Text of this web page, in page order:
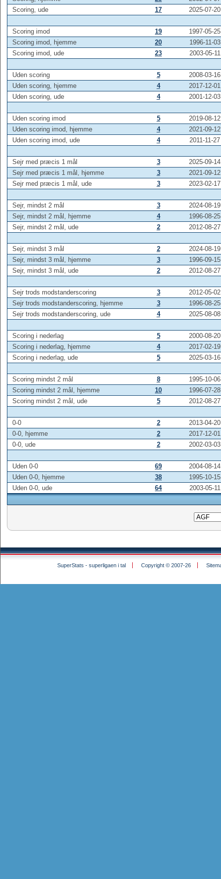
Scoring, ude
17 2025-07-20
Scoring imod 19
1997-05-25
Scoring imod, hjemme
20
1996-11-03
Scoring imod, ude
23 2003-05-11
Uden scoring 5
2008-03-16
Uden scoring, hjemme
4
2017-12-01
Uden scoring, ude
4 2001-12-03
Uden scoring imod 5
2019-08-12
Uden scoring imod, hjemme
4
2021-09-12
Uden scoring imod, ude
4 2011-11-27
Sejr med præcis 1 mål 3
2025-09-14
Sejr med præcis 1 mål, hjemme
3
2021-09-12
Sejr med præcis 1 mål, ude
3 2023-02-17
Sejr, mindst 2 mål 3
2024-08-19
Sejr, mindst 2 mål, hjemme
4
1996-08-25
Sejr, mindst 2 mål, ude
2 2012-08-27
Sejr, mindst 3 mål 2
2024-08-19
Sejr, mindst 3 mål, hjemme
3
1996-09-15
Sejr, mindst 3 mål, ude
2 2012-08-27
Sejr trods modstanderscoring 3
2012-05-02
Sejr trods modstanderscoring, hjemme
3
1996-08-25
Sejr trods modstanderscoring, ude
4 2025-08-08
Scoring i nederlag 5
2000-08-20
Scoring i nederlag, hjemme
4
2017-02-19
Scoring i nederlag, ude
5 2025-03-16
Scoring mindst 2 mål 8
1995-10-06
Scoring mindst 2 mål, hjemme
10
1996-07-28
Scoring mindst 2 mål, ude
5 2012-08-27
0-0 2
2013-04-20
0-0, hjemme
2
2017-12-01
0-0, ude
2 2002-03-03
Uden 0-0 69
2004-08-14
Uden 0-0, hjemme
38
1995-10-15
Uden 0-0, ude
64 2003-05-11
SuperStats - superligaen i tal Copyright © 2007-26